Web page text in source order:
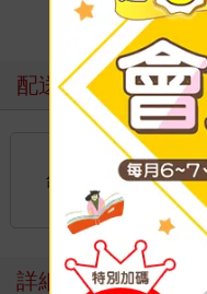
配送方式
台灣
國內宅配：
到店取貨：
詳細資料